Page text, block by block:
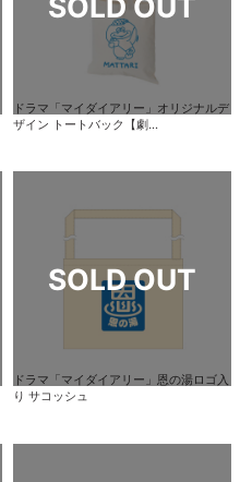
ドラマ「マイダイアリー」オリジナルデ
ザイン トートバック【劇...
ドラマ「マイダイアリー」恩の湯ロゴ入
り サコッシュ